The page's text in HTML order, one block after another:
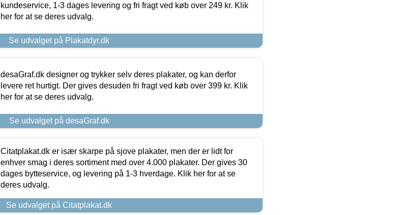
kundeservice, 1-3 dages levering og fri fragt ved køb over 249 kr. Klik
her for at se deres udvalg.
Se udvalget på Plakatdyr.dk
desaGraf.dk designer og trykker selv deres plakater, og kan derfor
levere ret hurtigt. Der gives desuden fri fragt ved køb over 399 kr. Klik
her for at se deres udvalg.
Se udvalget på desaGraf.dk
Citatplakat.dk er især skarpe på sjove plakater, men der er lidt for
enhver smag i deres sortiment med over 4.000 plakater. Der gives 30
dages bytteservice, og levering på 1-3 hverdage. Klik her for at se
deres udvalg.
Se udvalget på Citatplakat.dk